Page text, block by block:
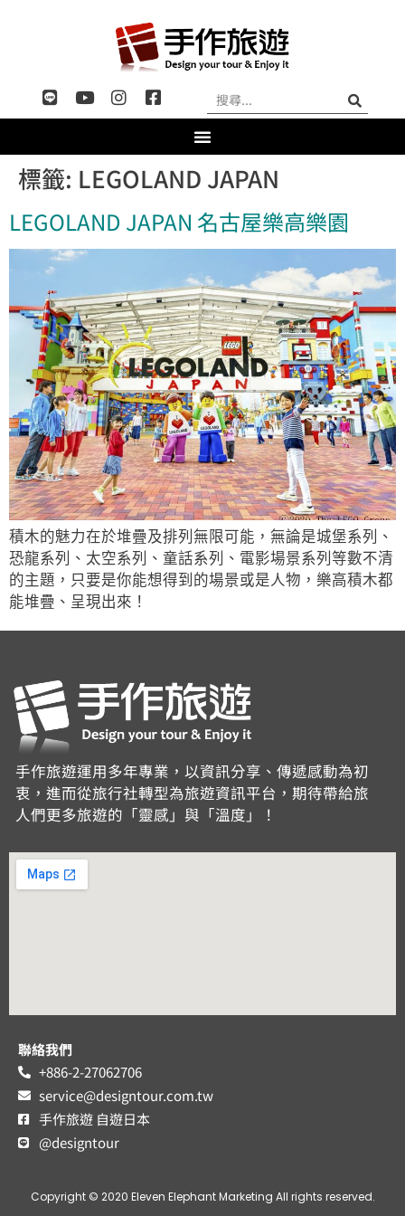
標籤: LEGOLAND JAPAN
LEGOLAND JAPAN 名古屋樂高樂園
積木的魅力在於堆疊及排列無限可能，無論是城堡系列、
恐龍系列、太空系列、童話系列、電影場景系列等數不清
的主題，只要是你能想得到的場景或是人物，樂高積木都
能堆疊、呈現出來！
手作旅遊運用多年專業，以資訊分享、傳遞感動為初
衷，進而從旅行社轉型為旅遊資訊平台，期待帶給旅
人們更多旅遊的「靈感」與「溫度」！
聯絡我們
+886-2-27062706
service@designtour.com.tw
手作旅遊 自遊日本
@designtour
Copyright © 2020 Eleven Elephant Marketing All rights reserved.